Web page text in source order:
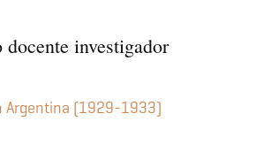
investigador
Argentina (1929-1933)